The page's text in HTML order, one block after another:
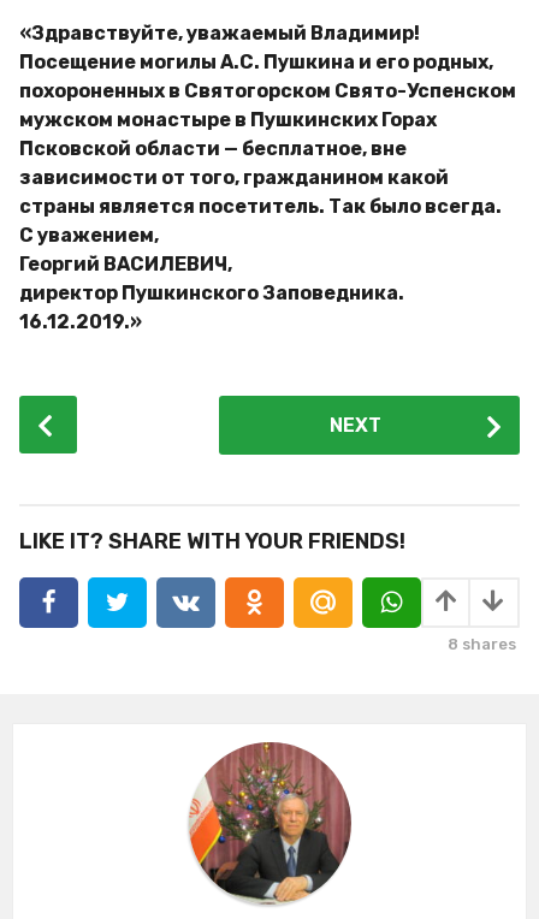
«Здравствуйте, уважаемый Владимир!
Посещение могилы А.С. Пушкина и его родных,
похороненных в Святогорском Свято-Успенском
мужском монастыре в Пушкинских Горах
Псковской области — бесплатное, вне
зависимости от того, гражданином какой
страны является посетитель. Так было всегда.
С уважением,
Георгий ВАСИЛЕВИЧ,
директор Пушкинского Заповедника.
16.12.2019.»
o
P
i
NEXT
LIKE IT? SHARE WITH YOUR FRIENDS!
8 shares